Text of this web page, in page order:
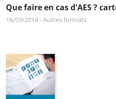
Que faire en cas d'AES ?
16/03/2014-Autres formats